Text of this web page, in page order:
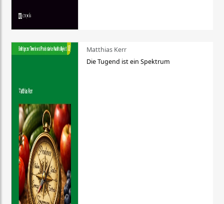
Matthias Kerr
Die Tugend ist ein Spektrum